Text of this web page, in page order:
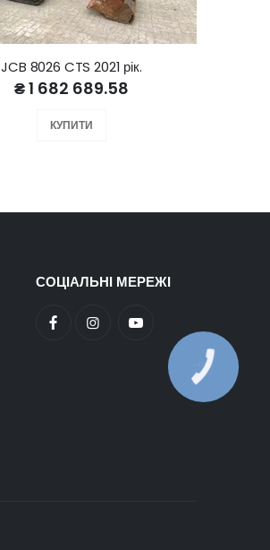
JCB 8026 CTS 2021 рік.
₴ 1 682 689.58
КУПИТИ
СОЦІАЛЬНІ МЕРЕЖІ
КНОПКА
ЗВ'ЯЗКУ